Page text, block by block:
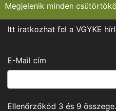
Megjelenik minden
Itt iratkozhat fel a VGYKE
E-Mail cím
Ellenőrzőkód 3 és 9 összege.